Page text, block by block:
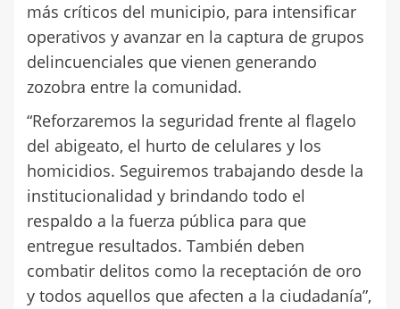
más críticos del municipio, para intensificar
operativos y avanzar en la captura de grupos
delincuenciales que vienen generando
zozobra entre la comunidad.
“Reforzaremos la seguridad frente al flagelo
del abigeato, el hurto de celulares y los
homicidios. Seguiremos trabajando desde la
institucionalidad y brindando todo el
respaldo a la fuerza pública para que
entregue resultados. También deben
combatir delitos como la receptación de oro
y todos aquellos que afecten a la ciudadanía”,